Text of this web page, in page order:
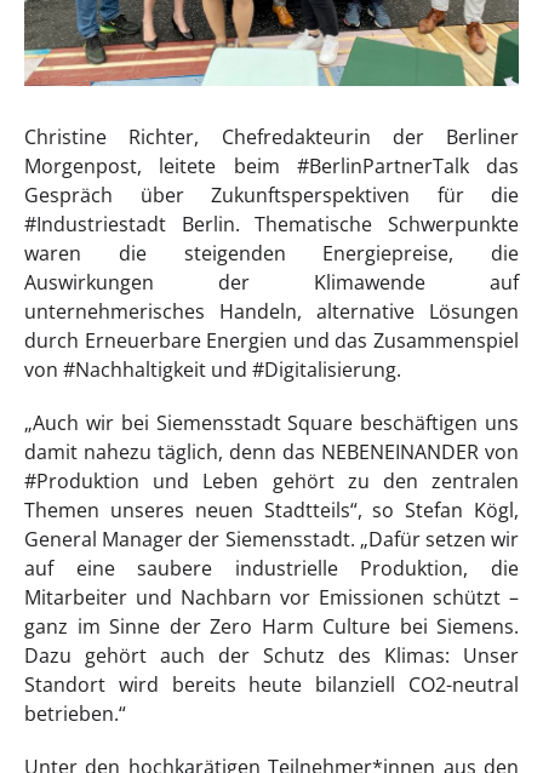
Christine Richter, Chefredakteurin der Berliner
Morgenpost, leitete beim #BerlinPartnerTalk das
Gespräch über Zukunftsperspektiven für die
#Industriestadt Berlin. Thematische Schwerpunkte
waren die steigenden Energiepreise, die
Auswirkungen der Klimawende auf
unternehmerisches Handeln, alternative Lösungen
durch Erneuerbare Energien und das Zusammenspiel
von #Nachhaltigkeit und #Digitalisierung.
„Auch wir bei Siemensstadt Square beschäftigen uns
damit nahezu täglich, denn das NEBENEINANDER von
#Produktion und Leben gehört zu den zentralen
Themen unseres neuen Stadtteils“, so Stefan Kögl,
General Manager der Siemensstadt. „Dafür setzen wir
auf eine saubere industrielle Produktion, die
Mitarbeiter und Nachbarn vor Emissionen schützt –
ganz im Sinne der Zero Harm Culture bei Siemens.
Dazu gehört auch der Schutz des Klimas: Unser
Standort wird bereits heute bilanziell CO2-neutral
betrieben.“
Unter den hochkarätigen Teilnehmer*innen aus den